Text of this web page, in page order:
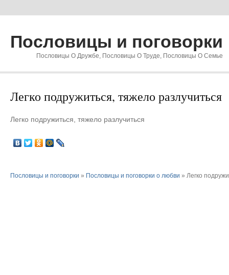
Пословицы и поговорки
Пословицы О Дружбе, Пословицы О Труде, Пословицы О Семье
Легко подружиться, тяжело разлучиться
Легко подружиться, тяжело разлучиться
Пословицы и поговорки » Пословицы и поговорки о любви » Легко